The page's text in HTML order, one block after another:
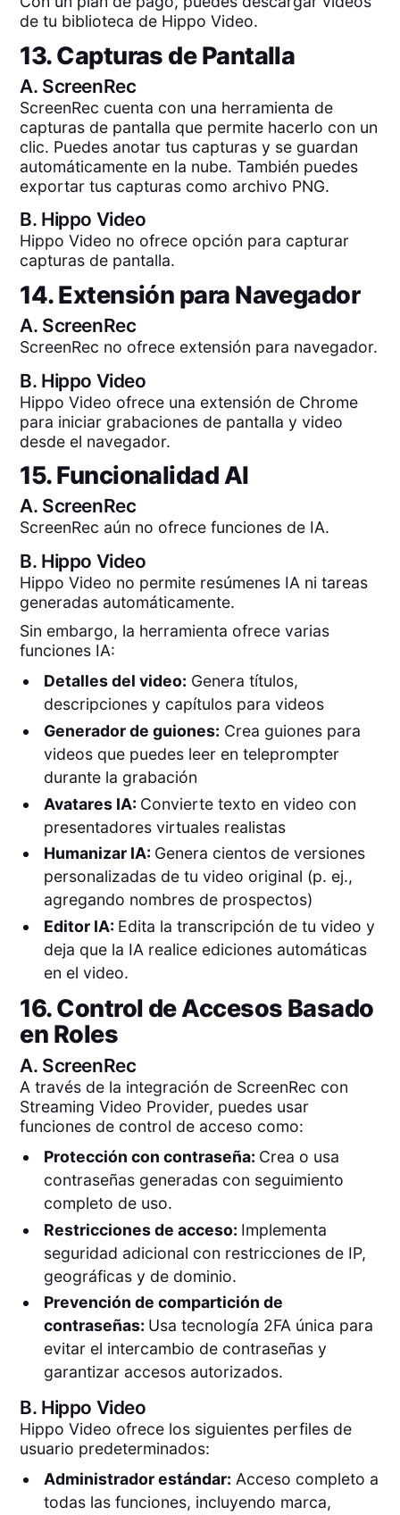
de tu biblioteca de Hippo Video.
13. Capturas de Pantalla
A. ScreenRec
ScreenRec cuenta con una herramienta de
capturas de pantalla que permite hacerlo con un
clic. Puedes anotar tus capturas y se guardan
automáticamente en la nube. También puedes
exportar tus capturas como archivo PNG.
B. Hippo Video
Hippo Video no ofrece opción para capturar
capturas de pantalla.
14. Extensión para Navegador
A. ScreenRec
ScreenRec no ofrece extensión para navegador.
B. Hippo Video
Hippo Video ofrece una extensión de Chrome
para iniciar grabaciones de pantalla y video
desde el navegador.
15. Funcionalidad AI
A. ScreenRec
ScreenRec aún no ofrece funciones de IA.
B. Hippo Video
Hippo Video no permite resúmenes IA ni tareas
generadas automáticamente.
Sin embargo, la herramienta ofrece varias
funciones IA:
Detalles del video: Genera títulos,
descripciones y capítulos para videos
Generador de guiones: Crea guiones para
videos que puedes leer en teleprompter
durante la grabación
Avatares IA: Convierte texto en video con
presentadores virtuales realistas
Humanizar IA: Genera cientos de versiones
personalizadas de tu video original (p. ej.,
agregando nombres de prospectos)
Editor IA: Edita la transcripción de tu video y
deja que la IA realice ediciones automáticas
en el video.
16. Control de Accesos Basado
en Roles
A. ScreenRec
A través de la integración de ScreenRec con
Streaming Video Provider, puedes usar
funciones de control de acceso como:
Protección con contraseña: Crea o usa
contraseñas generadas con seguimiento
completo de uso.
Restricciones de acceso: Implementa
seguridad adicional con restricciones de IP,
geográficas y de dominio.
Prevención de compartición de
contraseñas: Usa tecnología 2FA única para
evitar el intercambio de contraseñas y
garantizar accesos autorizados.
B. Hippo Video
Hippo Video ofrece los siguientes perfiles de
usuario predeterminados:
Administrador estándar: Acceso completo a
todas las funciones, incluyendo marca,